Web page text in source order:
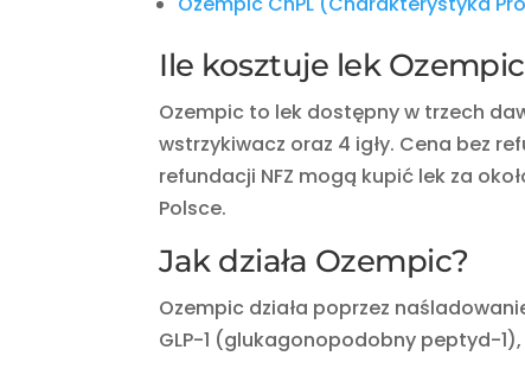
Ile kosztuje lek
Ozempic to lek dostępny w trzech
wstrzykiwacz oraz 4 igły. Cena bez
refundacji NFZ mogą kupić lek za
Polsce.
Jak działa Ozempic?
Ozempic działa poprzez
GLP-1 (glukagonopodobny peptyd-